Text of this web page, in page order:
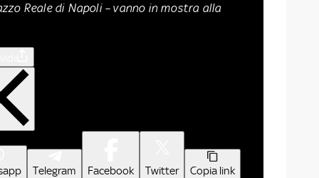
Reale di Napoli – vanno in mostra alla
Telegram Facebook Twitter Copia link